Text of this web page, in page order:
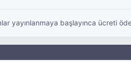
yayınlanmaya başlayınca ücreti